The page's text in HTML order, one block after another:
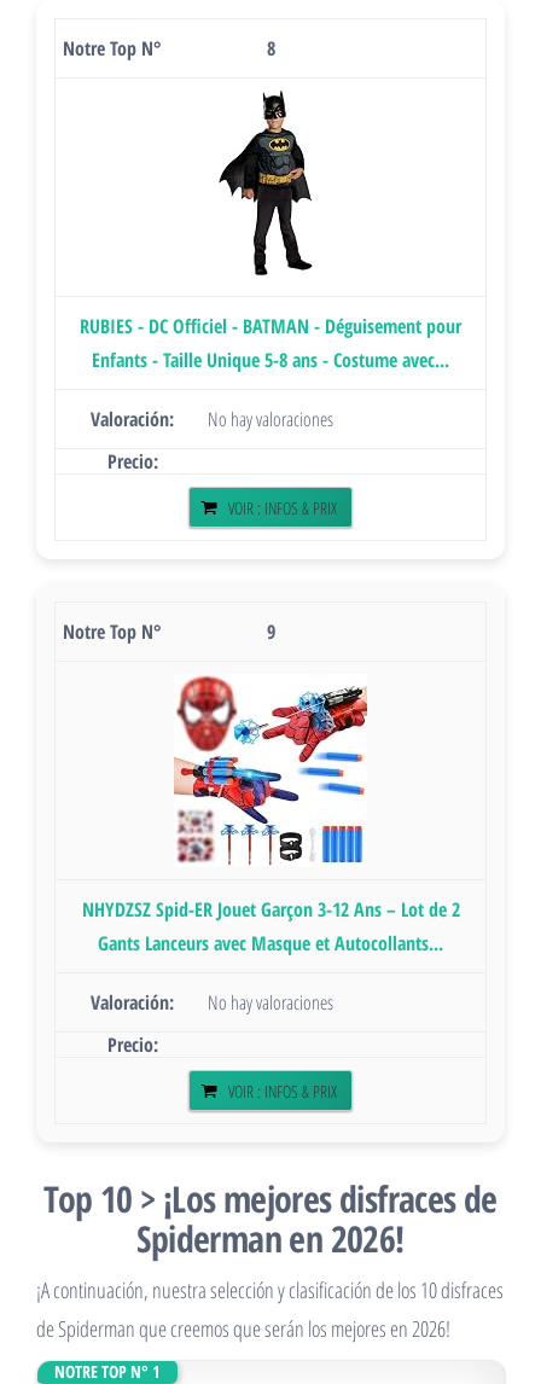
8
RUBIES - DC Officiel - BATMAN - Déguisement pour
Enfants - Taille Unique 5-8 ans - Costume avec...
No hay valoraciones
VOIR : INFOS & PRIX
9
NHYDZSZ Spid-ER Jouet Garçon 3-12 Ans – Lot de 2
Gants Lanceurs avec Masque et Autocollants...
No hay valoraciones
VOIR : INFOS & PRIX
Top 10 > ¡Los mejores disfraces de
Spiderman en 2026!
¡A continuación, nuestra selección y clasificación de los 10 disfraces
de Spiderman que creemos que serán los mejores en 2026!
NOTRE TOP N° 1